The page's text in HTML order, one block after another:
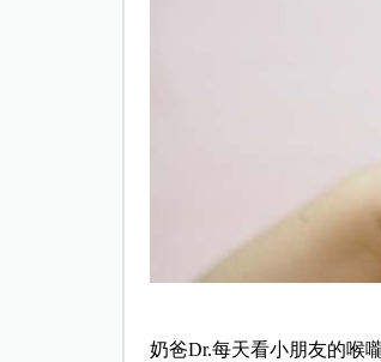
奶爸Dr.每天看小朋友的喉